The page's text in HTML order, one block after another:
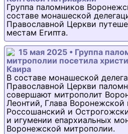
Группа паломников
составе монашеской
Православной Церкви
местам Египта.
15 мая 2025 • Группа
митрополии посетила
Каира
В составе монашеской
Православной Церкви
совершают митрополит
Леонтий, Глава Воронежской
Россошанский и
и игумении епархиальных
Воронежской митрополии.